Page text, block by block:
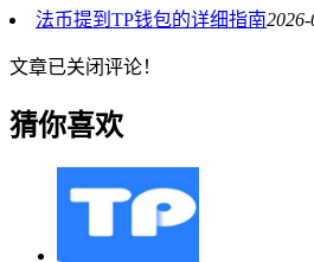
法币提到TP钱包的详细指南
文章已关闭评论！
猜你喜欢